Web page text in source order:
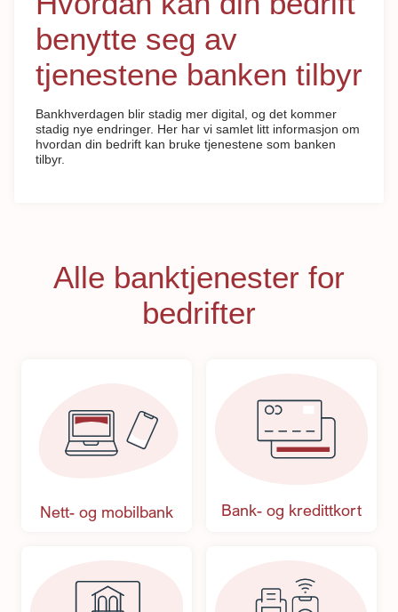
benytte seg av
tjenestene banken tilbyr
Bankhverdagen blir stadig mer digital, og det kommer
stadig nye endringer. Her har vi samlet litt informasjon om
hvordan din bedrift kan bruke tjenestene som banken
tilbyr.
Alle banktjenester for
bedrifter
Nett- og mobilbank Bank- og kredittkort